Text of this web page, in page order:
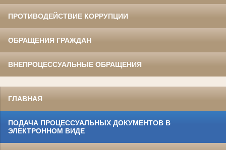
ПРОТИВОДЕЙСТВИЕ КОРРУПЦИИ
ОБРАЩЕНИЯ ГРАЖДАН
ВНЕПРОЦЕССУАЛЬНЫЕ ОБРАЩЕНИЯ
ГЛАВНАЯ
ПОДАЧА ПРОЦЕССУАЛЬНЫХ ДОКУМЕНТОВ В
ЭЛЕКТРОННОМ ВИДЕ